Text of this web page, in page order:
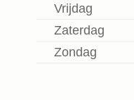
Vrijdag
Zaterdag
Zondag